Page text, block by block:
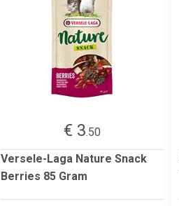
€ 3.50
Versele-Laga Nature Snack
Berries 85 Gram